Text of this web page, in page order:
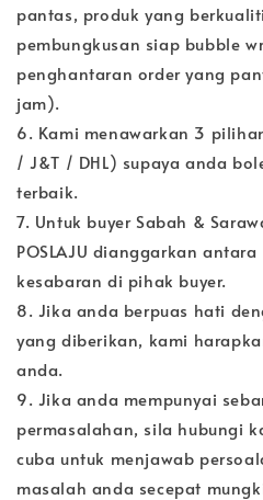
pantas, produk yang
pembungkusan siap bubble
penghantaran order yang
jam).
6. Kami menawarkan 3
/ J&T / DHL) supaya anda
terbaik.
7. Untuk buyer Sabah &
POSLAJU dianggarkan
kesabaran di pihak buyer.
8. Jika anda berpuas hati
yang diberikan, kami
anda.
9. Jika anda mempunyai
permasalahan, sila hubungi
cuba untuk menjawab
masalah anda secepat